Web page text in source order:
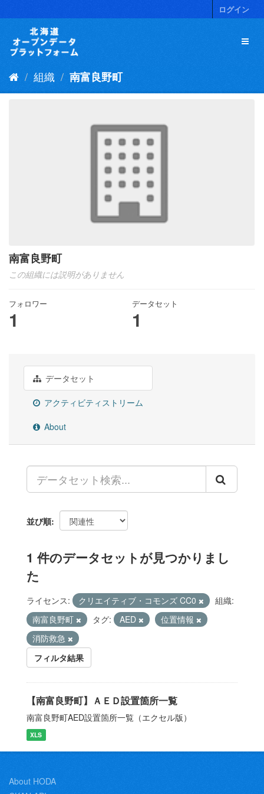
キ
ログイン
組織 南富良野町
南富良野町
この組織には説明がありません
フォロワー
1
データセット
1
データセット
アクティビティストリーム
About
並び順
1 件のデータセットが見つかりまし
た
ライセンス: クリエイティブ・コモンズ CC0
組織:
南富良野町
タグ: AED
位置情報
消防救急
フィルタ結果
【南富良野町】ＡＥＤ設置箇所一覧
南富良野町AED設置箇所一覧（エクセル版）
XLS
About HODA